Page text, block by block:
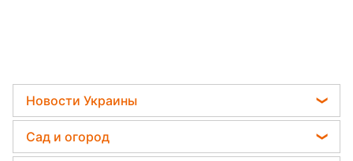
Новости Украины
Телеграм новости Украины
Пенсии в Украине
Сад и огород